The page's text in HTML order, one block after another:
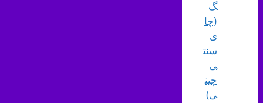
گ
(چا
ی
سنت
ی
چین
ی)